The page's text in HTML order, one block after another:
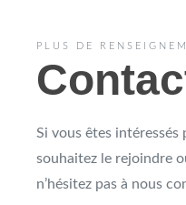
PLUS DE
Si vous êtes intéressés
souhaitez le rejoindre
n’hésitez pas à nous